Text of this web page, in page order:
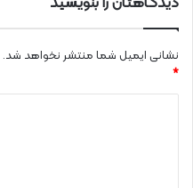
نشانی ایمیل شما منتشر نخواهد شد.
*